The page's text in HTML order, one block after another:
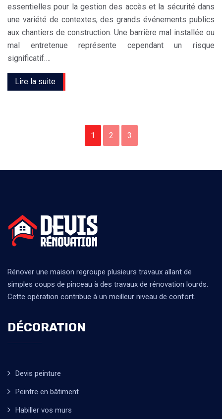
essentielles pour la gestion des accès et la sécurité dans
une variété de contextes, des grands événements publics
aux chantiers de construction. Une barrière mal installée ou
mal entretenue représente cependant un risque
significatif….
Lire la suite
1 2 3
Rénover une maison regroupe plusieurs travaux allant de
simples coups de pinceau à des travaux de rénovation lourds.
Cette opération contribue à un meilleur niveau de confort.
DÉCORATION
Devis peinture
Peintre en bâtiment
Habiller vos murs